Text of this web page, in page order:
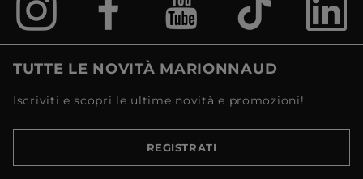
TUTTE LE NOVITÀ MARIONNAUD
Iscriviti e scopri le ultime novità e promozioni!
REGISTRATI